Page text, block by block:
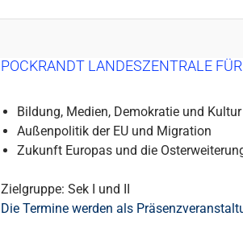
POCKRANDT LANDESZENTRALE
Bildung, Medien, Demokratie und Kultur
Außenpolitik der EU und Migration
Zukunft Europas und die
Zielgruppe: Sek I und II
Die Termine werden als